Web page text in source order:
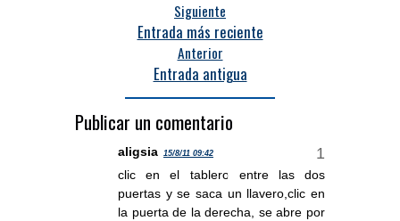
Siguiente
Entrada más reciente
Anterior
Entrada antigua
Publicar un comentario
aligsia 15/8/11 09:42
clic en el tablero entre las dos
puertas y se saca un llavero,clic en
la puerta de la derecha, se abre por